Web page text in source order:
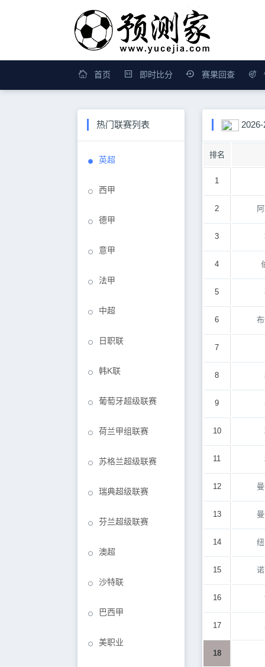
首页 即时比分 赛果回查
热门联赛列表
英超
西甲
德甲
意甲
法甲
中超
日职联
韩K联
葡萄牙超级联赛
荷兰甲组联赛
苏格兰超级联赛
瑞典超级联赛
芬兰超级联赛
澳超
沙特联
巴西甲
美职业
排名
1
2
3
4
5
6
7
8
9
10
11
12
13
14
15
16
17
18